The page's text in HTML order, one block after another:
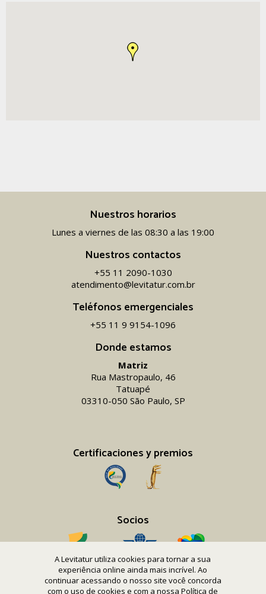
A Levitatur utiliza cookies para tornar a sua
experiência online ainda mais incrível. Ao
continuar acessando o nosso site você concorda
com o uso de cookies e com a nossaPolítica de
Donde estamos
Matriz
Rua Mastropaulo, 46
Tatuapé
03310-050 São Paulo, SP
Certificaciones y premios
Socios
Nuestros horarios
Lunes a viernes de las 08:30 a las 19:00
Nuestros contactos
+55 11 2090-1030
atendimento@levitatur.com.br
Teléfonos emergenciales
+55 11 9 9154-1096‬